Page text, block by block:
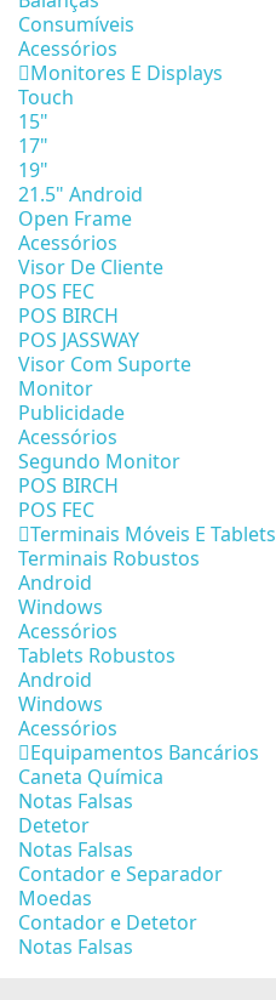
Consumíveis
Acessórios
Monitores E Displays
Touch
15"
17"
19"
21.5" Android
Open Frame
Acessórios
Visor De Cliente
POS FEC
POS BIRCH
POS JASSWAY
Visor Com Suporte
Monitor
Publicidade
Acessórios
Segundo Monitor
POS BIRCH
POS FEC
Terminais Móveis E Tablets
Terminais Robustos
Android
Windows
Acessórios
Tablets Robustos
Android
Windows
Acessórios
Equipamentos Bancários
Caneta Química
Notas Falsas
Detetor
Notas Falsas
Contador e Separador
Moedas
Contador e Detetor
Notas Falsas